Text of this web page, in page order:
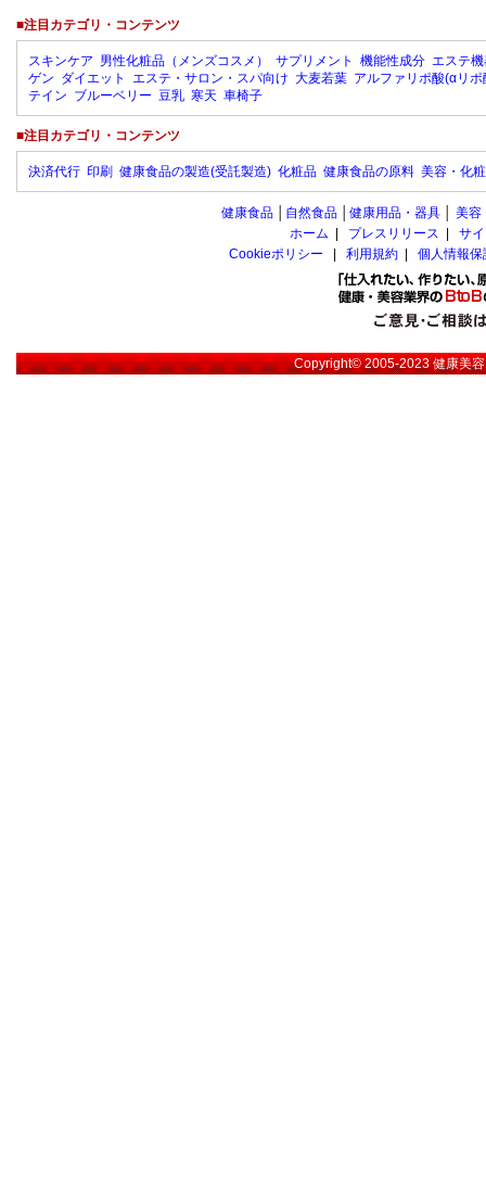
■注目カテゴリ・コンテンツ
スキンケア 男性化粧品（メンズコスメ） サプリメント 機能性成分 エステ
ゲン ダイエット エステ・サロン・スパ向け 大麦若葉 アルファリポ酸(αリポ
テイン ブルーベリー 豆乳 寒天 車椅子
■注目カテゴリ・コンテンツ
決済代行 印刷 健康食品の製造(受託製造) 化粧品 健康食品の原料 美容・化
健康食品 自然食品 健康用品・器具 美容
ホーム
プレスリリース
サ
Cookieポリシー
利用規約 個人情報
Copyright© 2005-2023健康美